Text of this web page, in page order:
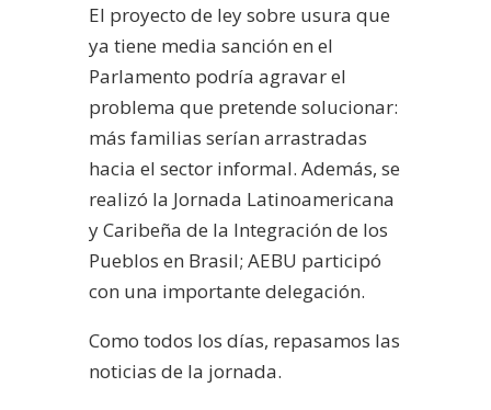
El proyecto de ley sobre usura que
ya tiene media sanción en el
Parlamento podría agravar el
problema que pretende solucionar:
más familias serían arrastradas
hacia el sector informal. Además, se
realizó la Jornada Latinoamericana
y Caribeña de la Integración de los
Pueblos en Brasil; AEBU participó
con una importante delegación.
Como todos los días, repasamos las
noticias de la jornada.